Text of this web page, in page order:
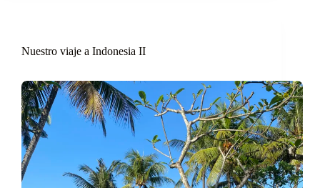
Nuestro viaje a Indonesia II